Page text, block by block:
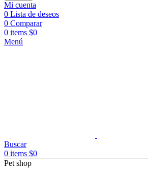
Mi cuenta
0 Lista de deseos
0 Comparar
0 items $0
Menú
Buscar
0 items $0
Pet shop